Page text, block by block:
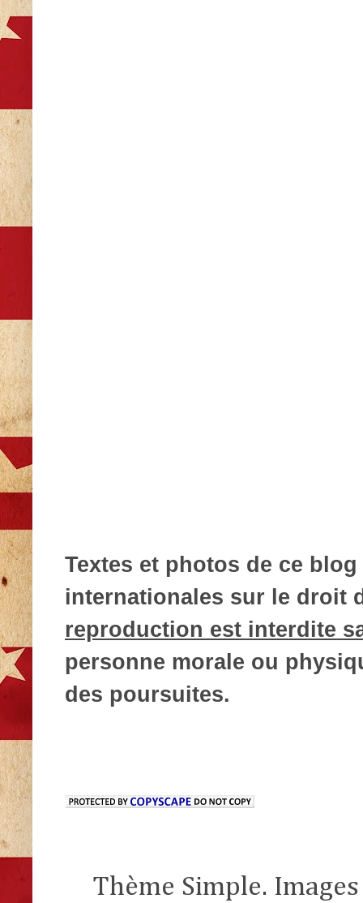
Textes et photos de ce
internationales sur le droit
reproduction est interdite
personne morale ou
des poursuites.
Thème Simple.